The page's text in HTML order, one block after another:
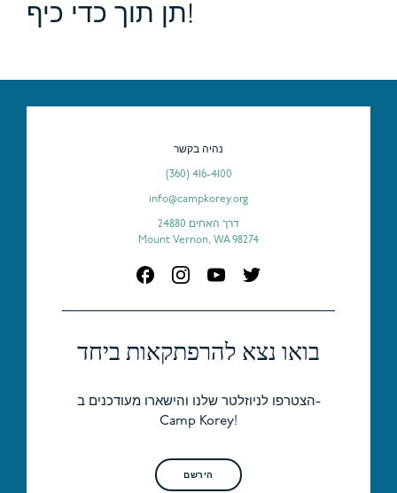
תן תוך כדי כיף!
בואו נצא להרפתקאות ביחד
הצטרפו לניוזלטר שלנו והישארו מעודכנים ב-
Camp Korey!
הירשם
נהיה בקשר
(360) 416-4100
info@campkorey.org
דרך האחים 24880
Mount Vernon, WA 98274